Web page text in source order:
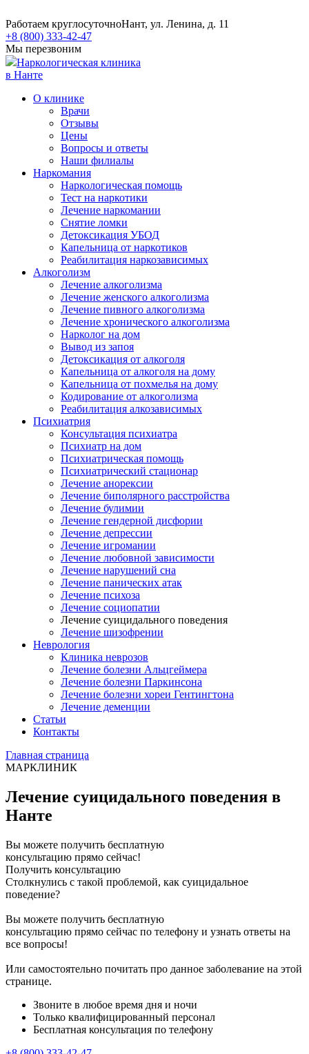
Работаем круглосуточноНант, ул. Ленина, д. 11
+8 (800) 333-42-47
Мы перезвоним
Наркологическая клиника
в Нанте
О клинике
Врачи
Отзывы
Цены
Вопросы и ответы
Наши филиалы
Наркомания
Наркологическая помощь
Тест на наркотики
Лечение наркомании
Снятие ломки
​​Детоксикация УБОД
Капельница от наркотиков
Реабилитация наркозависимых
Алкоголизм
Лечение алкоголизма
Лечение женского алкоголизма
Лечение пивного алкоголизма
Лечение хронического алкоголизма
Нарколог на дом
Вывод из запоя
Детоксикация от алкоголя
Капельница от алкоголя на дому
Капельница от похмелья на дому
Кодирование от алкоголизма
Реабилитация алкозависимых
Психиатрия
Консультация психиатра
Психиатр на дом
Психиатрическая помощь
Психиатрический стационар
Лечение анорексии
Лечение биполярного расстройства
Лечение булимии
Лечение гендерной дисфории
Лечение депрессии
Лечение игромании
Лечение любовной зависимости
Лечение нарушений сна
Лечение панических атак
Лечение психоза
Лечение социопатии
Лечение суицидального поведения
Лечение шизофрении
Неврология
Клиника неврозов
Лечение болезни Альцгеймера
Лечение болезни Паркинсона
Лечение болезни хореи Гентингтона
Лечение деменции
Статьи
Контакты
Главная страница
МАРКЛИНИК
Лечение суицидального поведения в
Нанте
Вы можете получить бесплатную
консультацию прямо сейчас!
Получить консультацию
Столкнулись с такой проблемой, как суицидальное
поведение?
Вы можете получить бесплатную
консультацию прямо сейчас по телефону и узнать ответы на
все вопросы!
Или самостоятельно почитать про данное заболевание на этой
странице.
Звоните в любое время дня и ночи
Только квалифицированный персонал
Бесплатная консультация по телефону